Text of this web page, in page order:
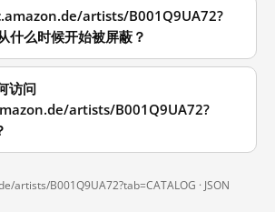
artists/B001Q9UA72?
什么时候开始被屏蔽？
访问
artists/B001Q9UA72?
artists/B001Q9UA72?tab=CATALOG · JSON